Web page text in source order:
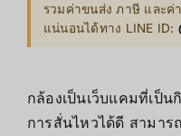
รวมค่าขนส่ง ภาษี และค่
แน่นอนได้ทาง LINE ID:
กล้องเป็นเว็บแคมที่เป็
การสั่นไหวได้ดี สามา